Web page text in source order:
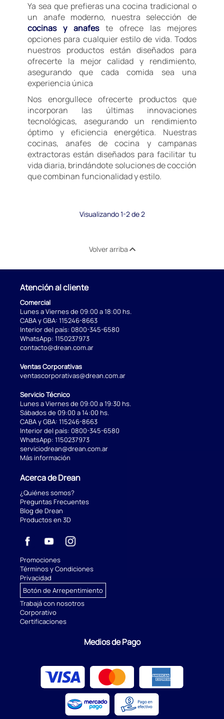
Ya sea que prefieras una cocina tradicional o
un anafe moderno, nuestra selección de
cocinas y anafeste ofrece las mejores
opciones para cualquier estilo de vida. Todos
nuestros productos están diseñados para
ofrecerte la mejor calidad y rendimiento,
asegurando que cada comida sea una
experiencia única
Nos enorgullece ofrecerte productos que
incorporan las últimas innovaciones
tecnológicas, asegurando un rendimiento
óptimo y eficiencia energética. Nuestras
cocinas, anafes de cocina y campanas
extractoras están diseñados para facilitar tu
vida diaria, brindándote soluciones de cocción
que combinan funcionalidad y estilo.
Visualizando 1-2 de 2
Volver arriba
Atención al cliente
Comercial
Lunes a Viernes de 09:00 a 18:00 hs.
CABA y GBA: 115246-8663
Interior del país: 0800-345-6580
WhatsApp: 1150237973
contacto@drean.com.ar
Ventas Corporativas
ventascorporativas@drean.com.ar
Servicio Técnico
Lunes a Viernes de 09:00 a 19:30 hs.
Sábados de 09:00 a 14:00 hs.
CABA y GBA: 115246-8663
Interior del país: 0800-345-6580
WhatsApp: 1150237973
serviciodrean@drean.com.ar
Más información
Acerca de Drean
¿Quiénes somos?
Preguntas Frecuentes
Blog de Drean
Productos en 3D
Promociones
Términos y Condiciones
Privacidad
Botón de Arrepentimiento
Trabajá con nosotros
Corporativo
Certificaciones
Medios de Pago